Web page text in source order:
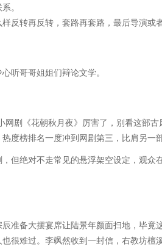
。
反转再反转，套路再套路，最后导演或
听哥哥姐姐们辩论文学。
剧《花朝秋月夜》厉害了，别看这部
度榜排名一度冲到网剧第三，比肩另一
但绝对不走常见的悬浮架空设定，观众
准备大摆宴席让陆景年颜面扫地，毕竟
很难过。李飒然收到一封信，右教坊檀